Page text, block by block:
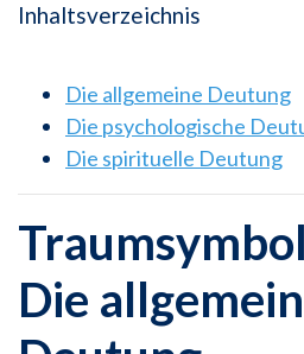
Inhaltsverzeichnis
Die allgemeine Deutung
Die psychologische
Die spirituelle Deutung
Die